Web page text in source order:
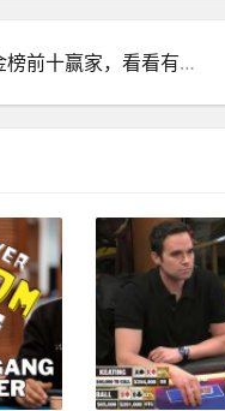
，看看有没有你熟悉的选手